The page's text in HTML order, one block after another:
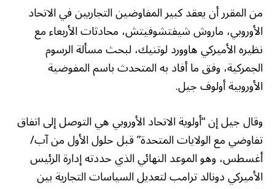
من المقرر أن يعقد كبير المفاوضين التجاريين في الاتحاد
الأوروبي، ماروش شيفتشوفيتش، محادثات الأربعاء مع
نظيره الأميركي هاوورد لوتنيك، لبحث مسألة الرسوم
الجمركية، وفق ما أفاد به المتحدث باسم المفوضية
الأوروبية أولوف جيل.
وقال جيل إن “أولوية الاتحاد الأوروبي هي التوصل إلى اتفاق
تفاوضي مع الولايات المتحدة” قبل حلول الأول من آب/
أغسطس، وهو الموعد النهائي الذي حددته إدارة الرئيس
الأميركي دونالد ترامب لتعديل السياسات التجارية بين